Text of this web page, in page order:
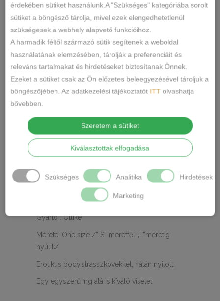
Necc
Body
mennyiség
KOSÁRBA TESZEM
SKU 81102Z
KATEGÓRIA Sexy
CÍMKÉK
Márka:Ollike
LEÍRÁS
TOVÁBBI INFORMÁCIÓK
Anyaga : 88% poliamid, 12 % elastan ,
rugalmas puha anyag.
Gyártó : Ollike
Mérete: One size /” S” mérettől „L”méretig
nyúlik/
Erotikus body,strasszkövekkel, hátán nyitott.
Egy egyszerű ing alá is kíváló viselet.
érdekében sütiket használunk.A "Szükséges" kategóriába sorolt
sütiket a böngésző tárolja, mivel ezek elengedhetetlenül
szükségesek a webhely alapvető funkcióihoz.
A harmadik féltől származó sütik segítenek a weboldal
használatának elemzésében, tárolják a preferenciáit és
releváns tartalmakat és hirdetéseket biztosítanak Önnek.
Ezeket a sütiket csak az Ön előzetes beleegyezésével tároljuk a
böngészőjében. Az adatkezelési tájékoztatót ITT olvashatja
bővebben.
Szeretem a sütiket
Kiválasztottak elfogadása
Szükséges Analitika Hirdetések
Marketing